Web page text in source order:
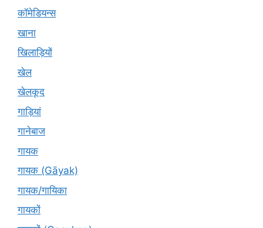
कॉमेडियन्स
खाना
खिलाड़ियों
खेल
खेलकूद
गाड़ियां
गानेबाज
गायक
गायक (Gāyak)
गायक/गायिका
गायकों